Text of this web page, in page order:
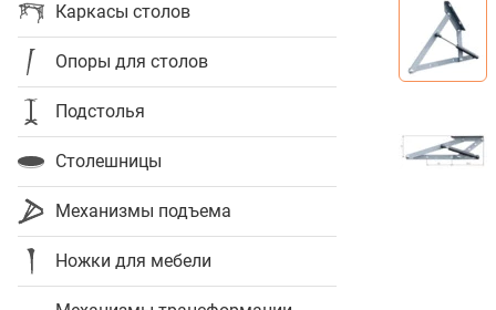
Каркасы столов
Опоры для столов
Подстолья
Столешницы
Механизмы подъема
Ножки для мебели